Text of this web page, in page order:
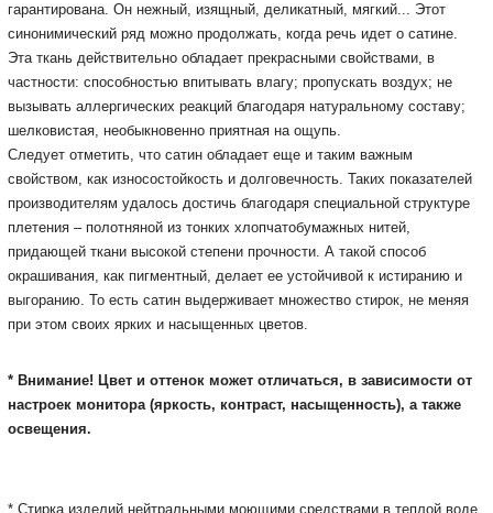
гарантирована. Он нежный, изящный, деликатный, мягкий... Этот
синонимический ряд можно продолжать, когда речь идет о сатине.
Эта ткань действительно обладает прекрасными свойствами, в
частности: способностью впитывать влагу; пропускать воздух; не
вызывать аллергических реакций благодаря натуральному составу;
шелковистая, необыкновенно приятная на ощупь.
Следует отметить, что сатин обладает еще и таким важным
свойством, как износостойкость и долговечность. Таких показателей
производителям удалось достичь благодаря специальной структуре
плетения – полотняной из тонких хлопчатобумажных нитей,
придающей ткани высокой степени прочности. А такой способ
окрашивания, как пигментный, делает ее устойчивой к истиранию и
выгоранию. То есть сатин выдерживает множество стирок, не меняя
при этом своих ярких и насыщенных цветов.
* Внимание! Цвет и оттенок может отличаться, в зависимости от
настроек монитора (яркость, контраст, насыщенность), а также
освещения.
* Cтирка изделий нейтральными моющими средствами в теплой воде